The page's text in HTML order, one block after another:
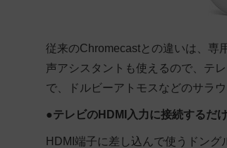
従来のChromecastとの違いは、専
声アシスタントも使えるので、テ
で、ドルビーアトモスなどのサラウ
●テレビのHDMI入力に接続するだけ
HDMI端子に差し込んで使うドング